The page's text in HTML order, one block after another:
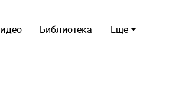
Ещё
Библиотека